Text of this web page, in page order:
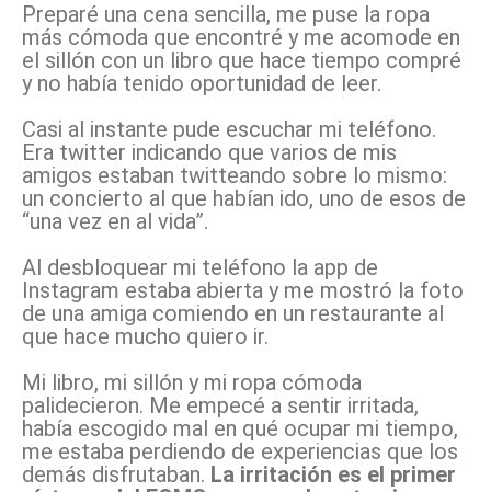
Preparé una cena sencilla, me puse la ropa
más cómoda que encontré y me acomode en
el sillón con un libro que hace tiempo compré
y no había tenido oportunidad de leer.
Casi al instante pude escuchar mi teléfono.
Era twitter indicando que varios de mis
amigos estaban twitteando sobre lo mismo:
un concierto al que habían ido, uno de esos de
“una vez en al vida”.
Al desbloquear mi teléfono la app de
Instagram estaba abierta y me mostró la foto
de una amiga comiendo en un restaurante al
que hace mucho quiero ir.
Mi libro, mi sillón y mi ropa cómoda
palidecieron. Me empecé a sentir irritada,
había escogido mal en qué ocupar mi tiempo,
me estaba perdiendo de experiencias que los
demás disfrutaban. La irritación es el primer